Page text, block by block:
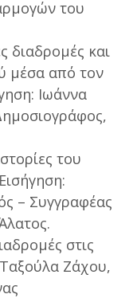
του
διαδρομές και
μέσα από τον
Ιωάννα
του
– Συγγραφέας
στις
Ζάχου,